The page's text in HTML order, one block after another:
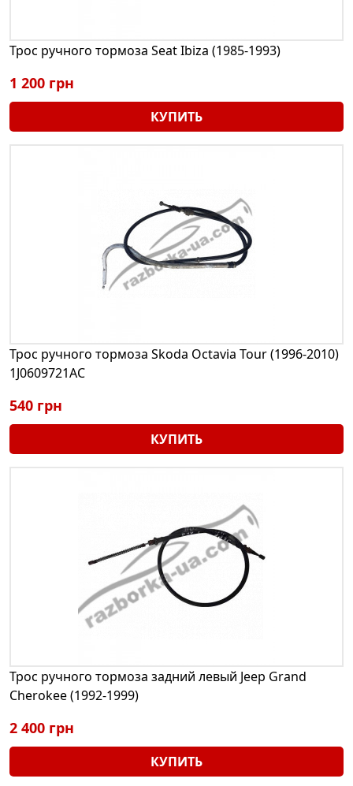
Трос ручного тормоза Seat Ibiza (1985-1993)
1 200 грн
КУПИТЬ
Трос ручного тормоза Skoda Octavia Tour (1996-2010)
1J0609721AC
540 грн
КУПИТЬ
Трос ручного тормоза задний левый Jeep Grand
Cherokee (1992-1999)
2 400 грн
КУПИТЬ